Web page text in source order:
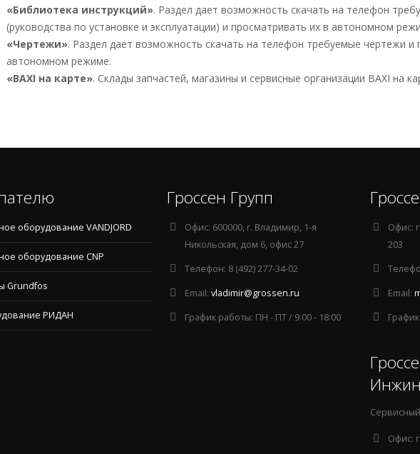
«Библиотека инструкций». Раздел дает возможность скачать на телефон
(руководства по установке и эксплуатации) и просматривать их в автономном
«Чертежи». Раздел дает возможность скачать на телефон требуемые чертежи и
автономном режиме.
«BAXI на карте». Склады запчастей, магазины и сервисные организации BAXI на
оборудование VANDJORD
оборудование CNP
Grundfos
РИДАН
Гроссен Групп
Офис: 600000, г. Владимир, 1-я
Никольская, дом 6, офис 27
Телефон: 8 (492) 277-34-02
Email: vladimir@grossen.ru
График работы: ПН - ПТ / 9:00 - 18:00
Офис:
203
Email:
Сервисный
Офис: